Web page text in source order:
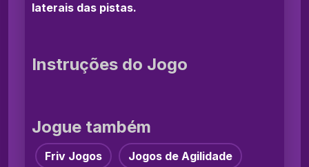
laterais das pistas.
Instruções do Jogo
Jogue também
Friv Jogos Jogos de Agilidade